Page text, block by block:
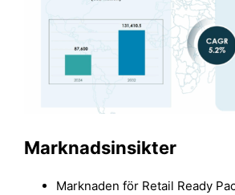
Marknadsinsikter
Marknaden för Retail Ready